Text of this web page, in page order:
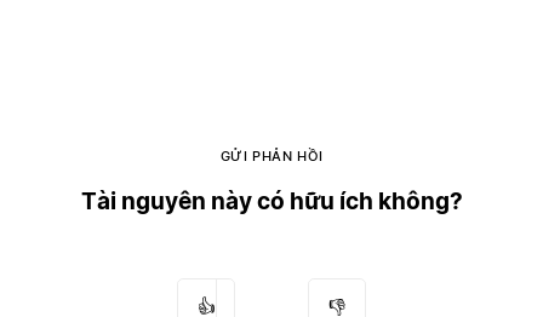
GỬI PHẢN HỒI
Tài nguyên này có hữu ích không?
👍 👎